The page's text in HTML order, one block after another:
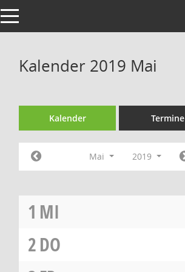
Toggle navigation
Kalender 2019 Mai
Kalender Termine
Mai 2019
1 MI
2DO